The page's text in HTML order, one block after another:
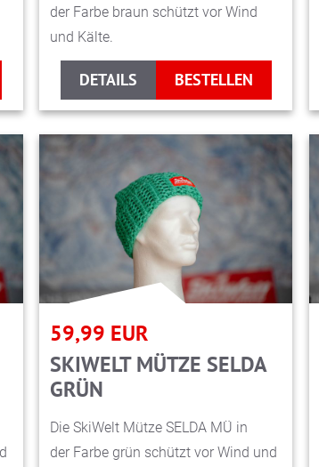
der Farbe braun schützt vor Wind
und Kälte.
DETAILS BESTELLEN
59,99 EUR
SKIWELT MÜTZE SELDA
GRÜN
Die SkiWelt Mütze SELDA MÜ in
der Farbe grün schützt vor Wind und